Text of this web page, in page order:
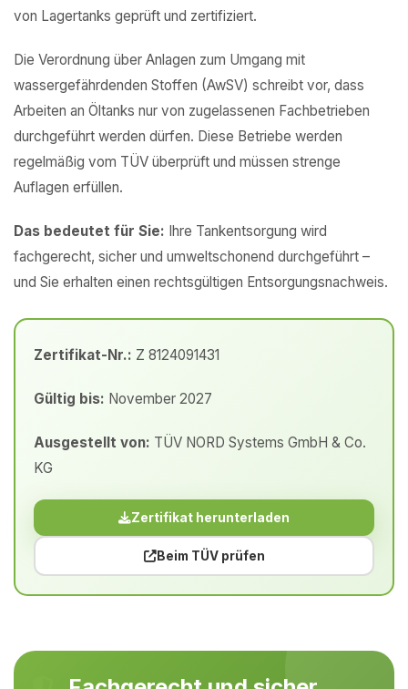
von Lagertanks geprüft und zertifiziert.
Die Verordnung über Anlagen zum Umgang mit
wassergefährdenden Stoffen (AwSV) schreibt vor, dass
Arbeiten an Öltanks nur von zugelassenen Fachbetrieben
durchgeführt werden dürfen. Diese Betriebe werden
regelmäßig vom TÜV überprüft und müssen strenge
Auflagen erfüllen.
Das bedeutet für Sie: Ihre Tankentsorgung wird
fachgerecht, sicher und umweltschonend durchgeführt –
und Sie erhalten einen rechtsgültigen Entsorgungsnachweis.
Zertifikat-Nr.: Z 8124091431
Gültig bis: November 2027
Ausgestellt von: TÜV NORD Systems GmbH & Co.
KG
Zertifikat herunterladen
Beim TÜV prüfen